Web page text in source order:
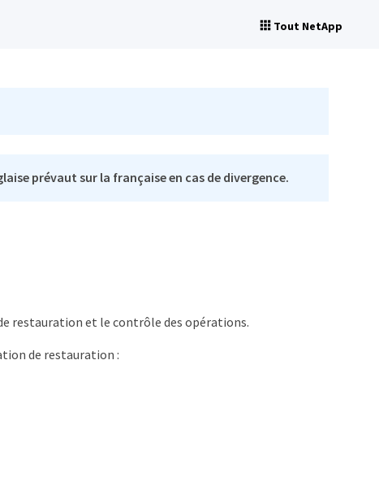
Tout NetApp
prévaut sur la française en cas de divergence.
restauration et le contrôle des opérations.
de restauration :